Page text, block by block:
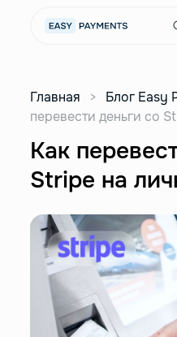
Главная > Блог Easy
перевести деньги со
Как
Stripe на